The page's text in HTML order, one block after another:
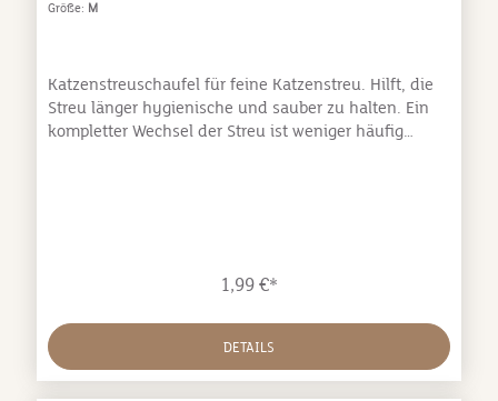
Größe: M
Katzenstreuschaufel für feine Katzenstreu. Hilft, die
Streu länger hygienische und sauber zu halten. Ein
kompletter Wechsel der Streu ist weniger häufig
1,99 €*
DETAILS